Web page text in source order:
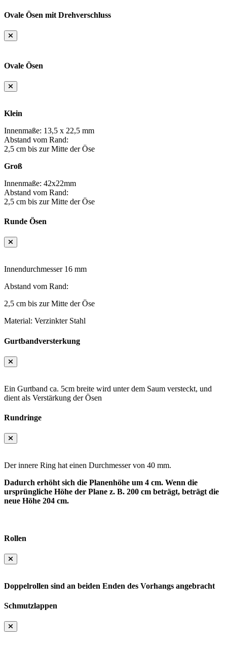
Ovale Ösen mit Drehverschluss
Ovale Ösen
Klein
Innenmaße: 13,5 x 22,5 mm
Abstand vom Rand:
2,5 cm bis zur Mitte der Öse
Groß
Innenmaße: 42x22mm
Abstand vom Rand:
2,5 cm bis zur Mitte der Öse
Runde Ösen
Innendurchmesser 16 mm
Abstand vom Rand:
2,5 cm bis zur Mitte der Öse
Material: Verzinkter Stahl
Gurtbandversterkung
Ein Gurtband ca. 5cm breite wird unter dem Saum versteckt, und
dient als Verstärkung der Ösen
Rundringe
Der innere Ring hat einen Durchmesser von 40 mm.
Dadurch erhöht sich die Planenhöhe um 4 cm. Wenn die
ursprüngliche Höhe der Plane z. B. 200 cm beträgt, beträgt die
neue Höhe 204 cm.
Rollen
Doppelrollen sind an beiden Enden des Vorhangs angebracht
Schmutzlappen